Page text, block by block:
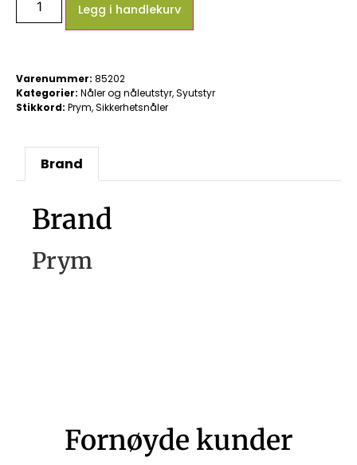
Legg i handlekurv
Varenummer: 85202
Kategorier: Nåler og nåleutstyr,Syutstyr
Stikkord: Prym,Sikkerhetsnåler
Brand
Brand
Prym
Fornøyde kunder